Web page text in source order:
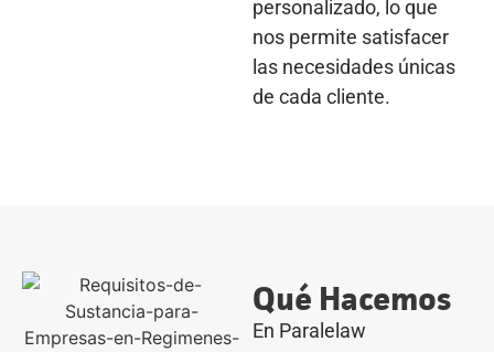
personalizado, lo que
nos permite satisfacer
las necesidades únicas
de cada cliente.
Qué Hacemos
En Paralelaw